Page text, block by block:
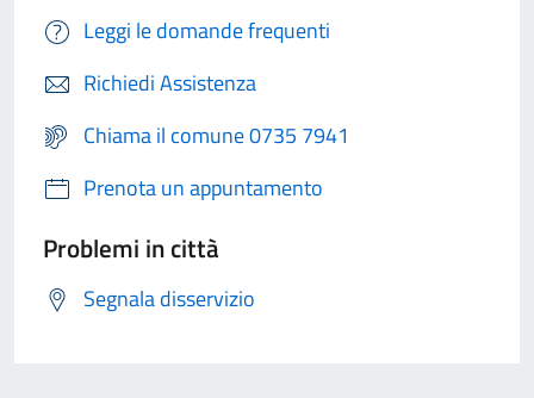
Leggi le domande frequenti
Richiedi Assistenza
Chiama il comune 0735 7941
Prenota un appuntamento
Problemi in città
Segnala disservizio